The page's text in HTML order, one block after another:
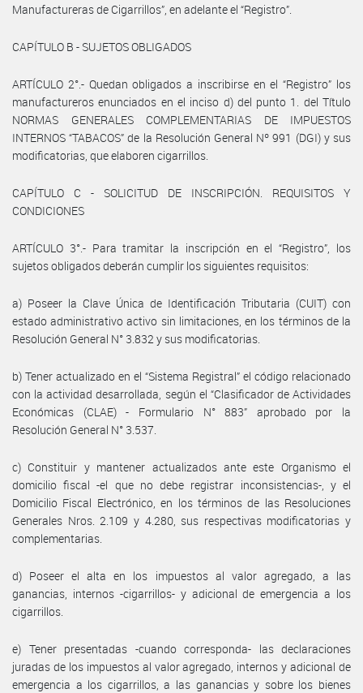
Manufactureras de Cigarrillos”, en adelante el “Registro”.
CAPÍTULO B - SUJETOS OBLIGADOS
ARTÍCULO 2°.- Quedan obligados a inscribirse en el “Registro” los
manufactureros enunciados en el inciso d) del punto 1. del Título
NORMAS GENERALES COMPLEMENTARIAS DE IMPUESTOS
INTERNOS “TABACOS” de la Resolución General Nº 991 (DGI) y sus
modificatorias, que elaboren cigarrillos.
CAPÍTULO C - SOLICITUD DE INSCRIPCIÓN. REQUISITOS Y
CONDICIONES
ARTÍCULO 3°.- Para tramitar la inscripción en el “Registro”, los
sujetos obligados deberán cumplir los siguientes requisitos:
a) Poseer la Clave Única de Identificación Tributaria (CUIT) con
estado administrativo activo sin limitaciones, en los términos de la
Resolución General N° 3.832 y sus modificatorias.
b) Tener actualizado en el “Sistema Registral” el código relacionado
con la actividad desarrollada, según el “Clasificador de Actividades
Económicas (CLAE) - Formulario N° 883” aprobado por la
Resolución General N° 3.537.
c) Constituir y mantener actualizados ante este Organismo el
domicilio fiscal -el que no debe registrar inconsistencias-, y el
Domicilio Fiscal Electrónico, en los términos de las Resoluciones
Generales Nros. 2.109 y 4.280, sus respectivas modificatorias y
complementarias.
d) Poseer el alta en los impuestos al valor agregado, a las
ganancias, internos -cigarrillos- y adicional de emergencia a los
cigarrillos.
e) Tener presentadas -cuando corresponda- las declaraciones
juradas de los impuestos al valor agregado, internos y adicional de
emergencia a los cigarrillos, a las ganancias y sobre los bienes